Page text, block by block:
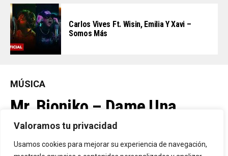
Valoramos tu privacidad
Usamos cookies para mejorar su experiencia de navegación,
Carlos Vives Ft. Wisin, Emilia Y Xavi –
Somos Más
MÚSICA
Mr. Bioniko – Dame Una
Oportunidad
Ya Está En La Calle. "Dame Una Oportunidad"🎬🔥 El Nuevo Nivel